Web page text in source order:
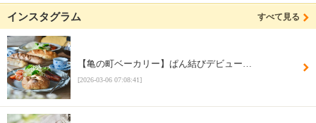
インスタグラム すべて見る
【亀の町ベーカリー】ぱん結びデビュー…
[2026-03-06 07:08:41]